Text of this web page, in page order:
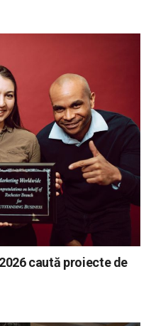
caută proiecte de